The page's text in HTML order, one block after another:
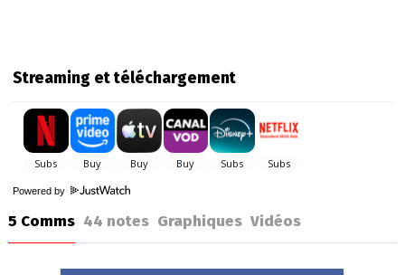
Streaming et téléchargement
Powered by
5 Comms 44 notes Graphiques Vidéos